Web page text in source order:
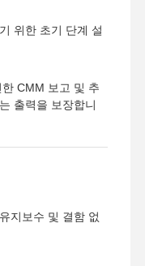
위한 초기 단계 설
CMM 보고 및 추
출력을 보장합니
지보수 및 결함 없